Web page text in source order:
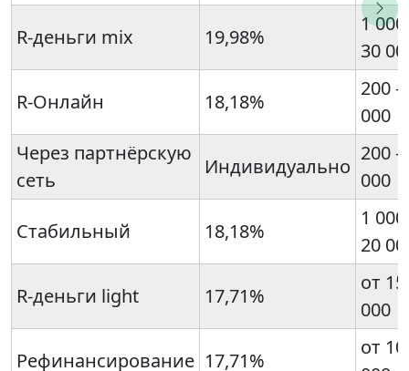
R-деньги mix 19,98%
1
30
R-Онлайн 18,18%
200
000
Через партнёрскую
сеть
Индивидуально
200
000
Стабильный 18,18%
1
20
R-деньги light 17,71%
от 15
000
Рефинансирование 17,71%
от 10